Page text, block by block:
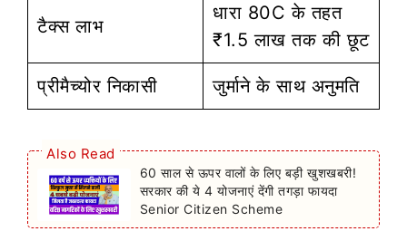
टैक्स लाभ
धारा 80C के तहत
₹1.5 लाख तक की छूट
प्रीमैच्योर निकासी जुर्माने के साथ अनुमति
Also Read
60 साल से ऊपर वालों के लिए बड़ी खुशखबरी!
सरकार की ये 4 योजनाएं देंगी तगड़ा फायदा
Senior Citizen Scheme